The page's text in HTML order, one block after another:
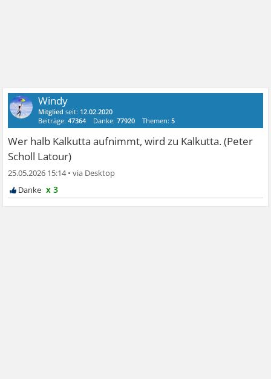
Windy
Mitglied seit: 12.02.2020
Beiträge:47364 Danke:77920 Themen:5
Wer halb Kalkutta aufnimmt, wird zu Kalkutta. (Peter
Scholl Latour)
25.05.2026 15:14•
x 3